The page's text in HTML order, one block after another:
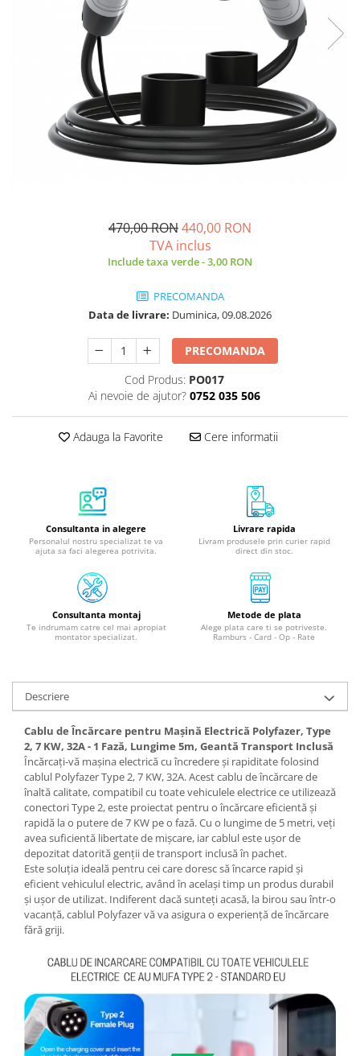
470,00 RON440,00 RON
TVA inclus
Include taxa verde - 3,00 RON
PRECOMANDA
Data de livrare: Duminica, 09.08.2026
PRECOMANDA
Cod Produs: PO017
Ai nevoie de ajutor? 0752 035 506
Adauga la Favorite Cere informatii
Consultanta in alegere
Personalul nostru specializat te va
ajuta sa faci alegerea potrivita.
Livrare rapida
Livram produsele prin curier rapid
direct din stoc.
Consultanta montaj
Te indrumam catre cel mai apropiat
montator specializat.
Metode de plata
Alege plata care ti se potriveste.
Ramburs - Card - Op - Rate
Descriere
Cablu de Încărcare pentru Mașină Electrică Polyfazer, Type
2, 7 KW, 32A - 1 Fază, Lungime 5m, Geantă Transport Inclusă
Încărcați-vă mașina electrică cu încredere și rapiditate folosind
cablul Polyfazer Type 2, 7 KW, 32A. Acest cablu de încărcare de
înaltă calitate, compatibil cu toate vehiculele electrice ce utilizează
conectori Type 2, este proiectat pentru o încărcare eficientă și
rapidă la o putere de 7 KW pe o fază. Cu o lungime de 5 metri, veți
avea suficientă libertate de mișcare, iar cablul este ușor de
depozitat datorită genții de transport inclusă în pachet.
Este soluția ideală pentru cei care doresc să încarce rapid și
eficient vehiculul electric, având în același timp un produs durabil
și ușor de utilizat. Indiferent dacă sunteți acasă, la birou sau într-o
vacanță, cablul Polyfazer vă va asigura o experiență de încărcare
fără griji.